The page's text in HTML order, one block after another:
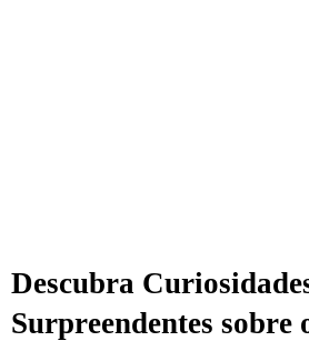
Descubra
Surpreendentes sobre